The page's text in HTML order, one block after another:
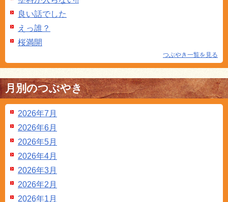
良い話でした
えっ誰？
桜満開
つぶやき一覧を見る
月別のつぶやき
2026年7月
2026年6月
2026年5月
2026年4月
2026年3月
2026年2月
2026年1月